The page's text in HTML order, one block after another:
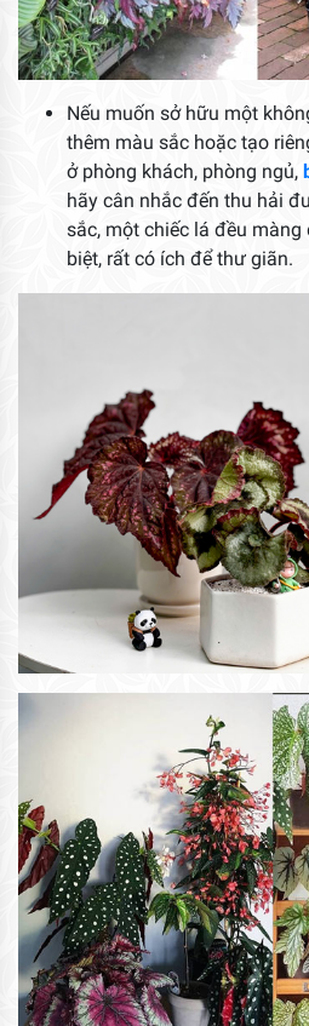
Nếu muốn sở hữu một
thêm màu sắc hoặc tạo
ở phòng khách, phòng ngủ,
hãy cân nhắc đến thu hải
sắc, một chiếc lá đều
biệt, rất có ích để thư giãn.